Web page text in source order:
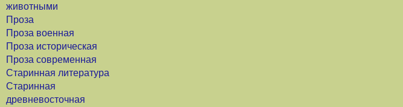
животными
Проза
Проза военная
Проза историческая
Проза современная
Старинная литература
Старинная
древневосточная